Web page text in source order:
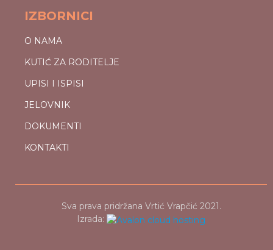
IZBORNICI
O NAMA
KUTIĆ ZA RODITELJE
UPISI I ISPISI
JELOVNIK
DOKUMENTI
KONTAKTI
Sva prava pridržana Vrtić Vrapčić 2021.
Izrada: